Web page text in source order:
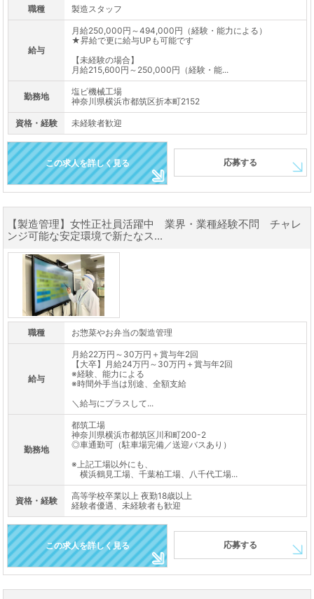
職種 製造スタッフ
給与
月給250,000円～494,000円（経験・能力による）
★昇給で更に給与UPも可能です
【未経験の場合】
月給215,600円～250,000円（経験・能...
勤務地
塩ビ機械工場
神奈川県横浜市都筑区折本町2152
資格・経験 未経験者歓迎
この求人を詳しく見る 応募する
【製造管理】女性正社員活躍中 業界・業種経験不問 チャレ
ンジ可能な安定環境で新たなス...
職種 お惣菜やお弁当の製造管理
給与
月給22万円～30万円＋賞与年2回
【大卒】月給24万円～30万円＋賞与年2回
※経験、能力による
※時間外手当は別途、全額支給
＼給与にプラスして...
勤務地
都筑工場
神奈川県横浜市都筑区川和町200-2
◎車通勤可（駐車場完備／送迎バスあり）
※上記工場以外にも、
横浜鶴見工場、千葉柏工場、八千代工場...
資格・経験
高等学校卒業以上 夜勤18歳以上
経験者優遇、未経験者も歓迎
この求人を詳しく見る 応募する